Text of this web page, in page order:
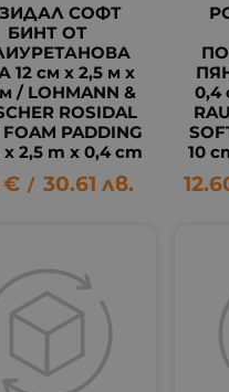
СОФТ
БИНТ ОТ
12 см х 2,5 м х
/ LOHMANN &
ROSIDAL
FOAM PADDING
х 2,5 m х 0,4 cm
€ / 30.61 лв.
0,4
10